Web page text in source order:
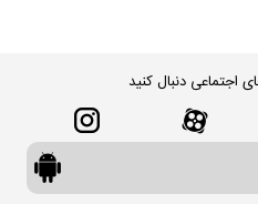
اجتماعی دنبال کنید